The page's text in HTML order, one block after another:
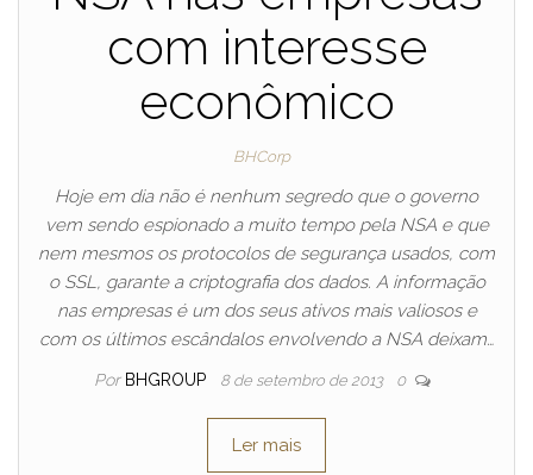
com interesse
econômico
BHCorp
Hoje em dia não é nenhum segredo que o governo
vem sendo espionado a muito tempo pela NSA e que
nem mesmos os protocolos de segurança usados, com
o SSL, garante a criptografia dos dados. A informação
nas empresas é um dos seus ativos mais valiosos e
com os últimos escândalos envolvendo a NSA deixam…
Por BHGROUP 8 de setembro de 2013 0
Ler mais